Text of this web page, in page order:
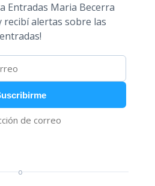
Entradas Maria Becerra
recibí alertas sobre las
entradas!
o